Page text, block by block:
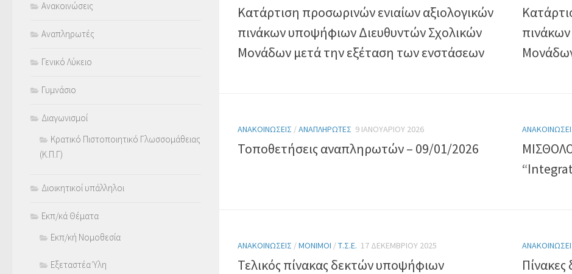
Κατάρτιση προσωρινών ενιαίων αξιολογικών
πινάκων υποψήφιων Διευθυντών Σχολικών
Μονάδων μετά την εξέταση των ενστάσεων
ΑΝΑΚΟΙΝΏΣΕΙΣ /ΑΝΑΠΛΗΡΩΤΈΣ 9 ΙΑΝΟΥΑΡΊΟΥ 2026
Τοποθετήσεις αναπληρωτών – 09/01/2026
ΑΝΑΚΟΙΝΏΣΕΙΣ /ΜΌΝΙΜΟΙ /Τ.Σ.Ε. 17 ΔΕΚΕΜΒΡΊΟΥ 2025
Τελικός πίνακας δεκτών υποψήφιων
Ανακοινώσεις
Αναπληρωτές
Γενικό Λύκειο
Γυμνάσιο
Διαγωνισμοί
Κρατικό Πιστοποιητικό Γλωσσομάθειας
(Κ.Π.Γ)
Διοικητικοί υπάλληλοι
Εκπ/κά Θέματα
Εκπ/κή Νομοθεσία
Εξεταστέα Ύλη